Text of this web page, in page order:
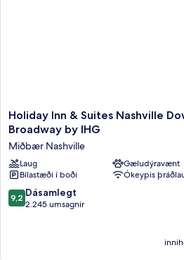
Holiday
Inn
Suites
Nashville
Downtown
-
Broadway
Holiday Inn & Suites Nashville
Broadway by IHG
Miðbær Nashville
Laug
Gæludýravænt
Bílastæði í boði
Ókeypis
9.2
af
9,2 Dásamlegt
2.245 umsagnir